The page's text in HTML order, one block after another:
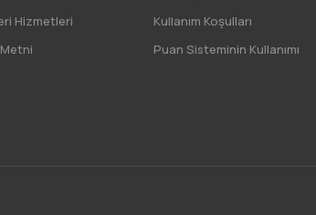
Hizmetleri
Metni
Kullanım Koşulları
Puan Sisteminin Kullanımı